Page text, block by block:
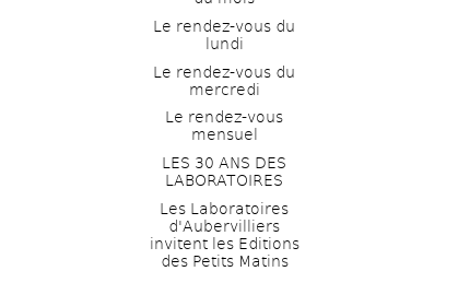
Le rendez-vous du
lundi
Le rendez-vous du
mercredi
Le rendez-vous
mensuel
LES 30 ANS DES
LABORATOIRES
Les Laboratoires
d'Aubervilliers
invitent les Editions
des Petits Matins